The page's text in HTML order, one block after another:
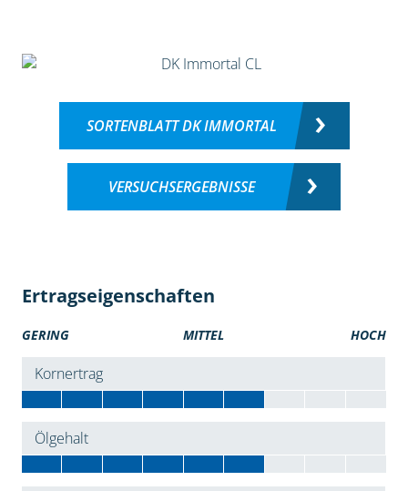
SORTENBLATT DK IMMORTAL
VERSUCHSERGEBNISSE
Ertragseigenschaften
GERING MITTEL HOCH
Kornertrag
Ölgehalt